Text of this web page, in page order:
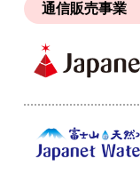
通信販売事業